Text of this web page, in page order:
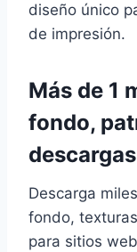
diseño único
de impresión.
Más de 1
fondo,
Descarga
fondo,
para sitios